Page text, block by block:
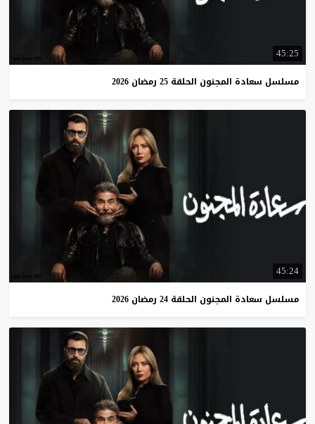
45:25
مسلسل سعادة المجنون الحلقة 25 رمضان 2026
45:24
مسلسل سعادة المجنون الحلقة 24 رمضان 2026